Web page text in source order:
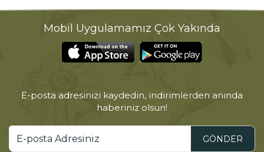
Mobil Uygulamamız Çok Yakında
E-posta adresinizi kaydedin, indirimlerden anında
haberiniz olsun!
GÖNDER